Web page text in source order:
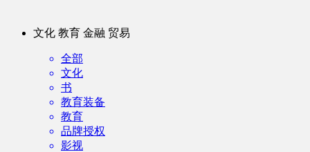
文化 教育 金融 贸易
全部
文化
书
教育装备
教育
品牌授权
影视